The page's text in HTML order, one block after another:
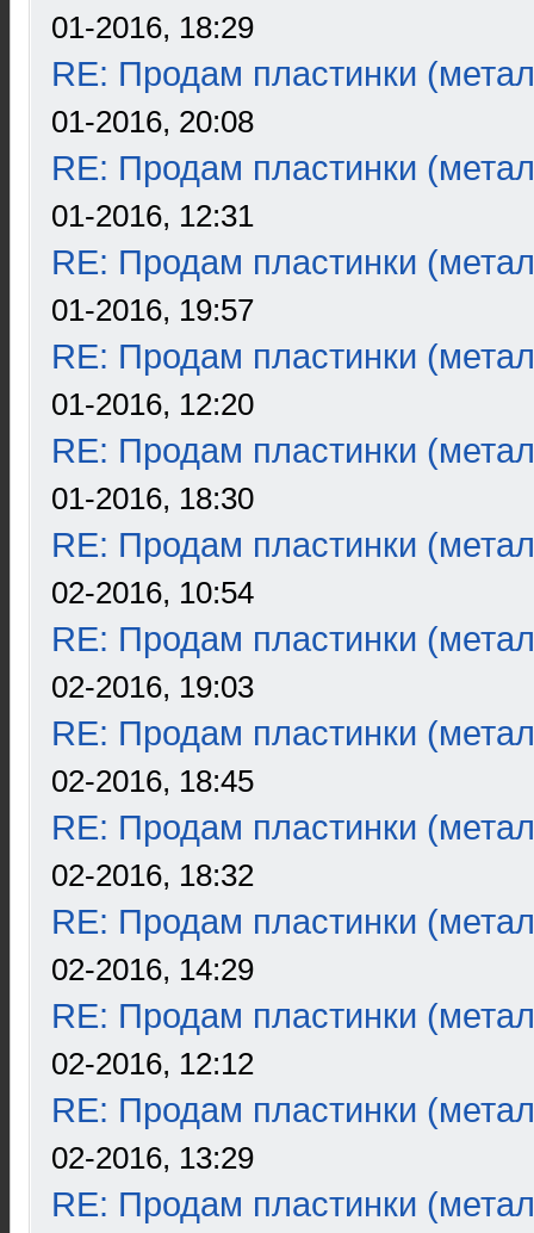
01-2016, 18:29
RE: Продам пластинки
01-2016, 20:08
RE: Продам пластинки
01-2016, 12:31
RE: Продам пластинки
01-2016, 19:57
RE: Продам пластинки
01-2016, 12:20
RE: Продам пластинки
01-2016, 18:30
RE: Продам пластинки
02-2016, 10:54
RE: Продам пластинки
02-2016, 19:03
RE: Продам пластинки
02-2016, 18:45
RE: Продам пластинки
02-2016, 18:32
RE: Продам пластинки
02-2016, 14:29
RE: Продам пластинки
02-2016, 12:12
RE: Продам пластинки
02-2016, 13:29
RE: Продам пластинки